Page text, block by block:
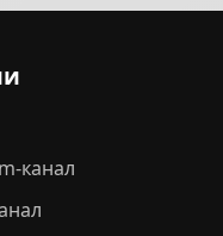
канал